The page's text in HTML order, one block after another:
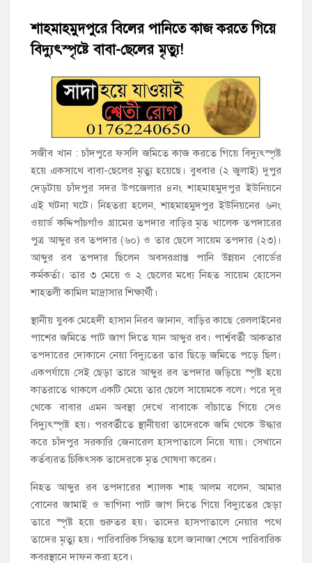
হাজীগঞ্জে শিক্ষার্থীদের লেখাপড়ার মানোন্নয়নে ও উপস্থিতি নিশ্চিতকরণে
অভিভাবক সমাবেশ
হাজীগঞ্জে অস্বাস্থ্যকর পরিবেশে খাবার প্রস্তুত: ২ হোটেলকে ৪৫ হাজার
টাকা জরিমানা
হাজীগঞ্জে ৬ বছরের শিশুকে ধর্ষণের অভিযোগে কেয়ারটেকার আটক
হাজীগঞ্জের রাজারগাঁও উবিতে জুলাই গণঅভ্যুত্থান দিবস পালন
হাজীগঞ্জ সরকারি মডেল পাইলট হাই স্কুল অ্যান্ড কলেজে ‘জুলাই
গণঅভ্যুত্থান দিবস’ পালিত
‘জনগণের ভোটে নির্বাচিত হয়ে ফরিদগঞ্জের উন্নয়নে কাজ করছি’ :
আলহাজ্ব এমএ হান্নান এমপি
শাহমাহমুদপুরে বিলের পানিতে কাজ করতে গিয়ে
বিদ্যুৎস্পৃষ্টে বাবা-ছেলের মৃত্যু!
সজীব খান : চাঁদপুরে ফসলি জমিতে কাজ করতে গিয়ে বিদ্যুৎস্পৃষ্ট
হয়ে একসাথে বাবা-ছেলের মৃত্যু হয়েছে। বুধবার (২ জুলাই) দুপুর
দেড়টায় চাঁদপুর সদর উপজেলার ৪নং শাহমাহমুদপুর ইউনিয়নে
এই ঘটনা ঘটে। নিহতরা হলেন, শাহমাহমুদপুর ইউনিয়নের ৬নং
ওয়ার্ড কদ্দিপাঁচগাঁও গ্রামের তপদার বাড়ির মৃত খালেক তপদারের
পুত্র আব্দুর রব তপদার (৬০) ও তার ছেলে সায়েম তপদার (২৩)।
আব্দুর রব তপদার ছিলেন অবসরপ্রাপ্ত পানি উন্নয়ন বোর্ডের
কর্মকর্তা। তার ৩ মেয়ে ও ২ ছেলের মধ্যে নিহত সায়েম হোসেন
শাহতলী কামিল মাদ্রাসার শিক্ষার্থী।
স্থানীয় যুবক মেহেদী হাসান নিরব জানান, বাড়ির কাছে রেললাইনের
পাশের জমিতে পাট জাগ দিতে যান আব্দুর রব। পার্শ্ববর্তী আকতার
তপদারের দোকানে নেয়া বিদ্যুতের তার ছিড়ে জমিতে পড়ে ছিল।
একপর্যায়ে সেই ছেড়া তারে আব্দুর রব তপদার জড়িয়ে স্পৃষ্ট হয়ে
কাতরাতে থাকলে একটি মেয়ে তার ছেলে সায়েমকে বলে। পরে দূর
থেকে বাবার এমন অবস্থা দেখে বাবাকে বাঁচাতে গিয়ে সেও
বিদ্যুৎস্পৃষ্ট হয়। পরবর্তীতে স্থানীয়রা তাদেরকে জমি থেকে উদ্ধার
করে চাঁদপুর সরকারি জেনারেল হাসপাতালে নিয়ে যায়। সেখানে
কর্তব্যরত চিকিৎসক তাদেরকে মৃত ঘোষণা করেন।
নিহত আব্দুর রব তপদারের শ্যালক শাহ আলম বলেন, আমার
বোনের জামাই ও ভাগিনা পাট জাগ দিতে গিয়ে বিদ্যুতের ছেড়া
তারে স্পৃষ্ট হয়ে গুরুতর হয়। তাদের হাসপাতালে নেয়ার পথে
তাদের মৃত্যু হয়। পারিবারিক সিদ্ধান্ত হলে জানাজা শেষে পারিবারিক
কবরস্থানে দাফন করা হবে।